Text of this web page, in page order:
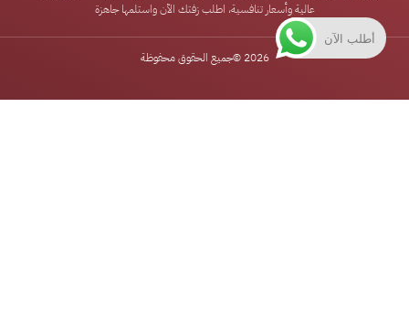
عالية وأسعار تنافسية، اطلب زفتك الآن واستلمها جاهزة
2026 © جميع الحقوق محفوظة
أطلب الآن